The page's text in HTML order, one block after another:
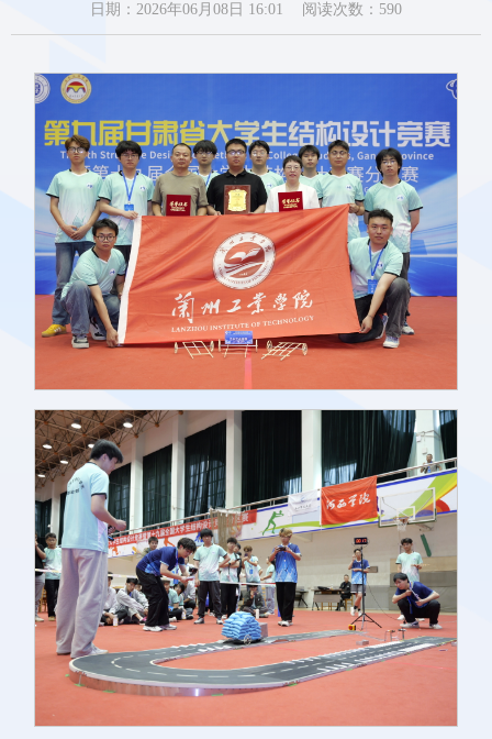
日期：2026年06月08日 16:01 阅读次数： 590